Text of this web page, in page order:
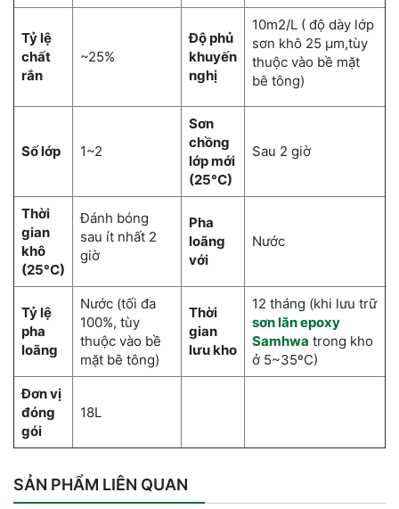
Tỷ lệ
chất
rắn
~25%
Độ phủ
khuyến
nghị
10m2/L ( độ dày lớp
sơn khô 25 μm,tùy
thuộc vào bề mặt
bê tông)
Số lớp 1~2
Sơn
chồng
lớp mới
(25°C)
Sau 2 giờ
Thời
gian
khô
(25°C)
Đánh bóng
sau ít nhất 2
giờ
Pha
loãng
với
Nước
Tỷ lệ
pha
loãng
Nước (tối đa
100%, tùy
thuộc vào bề
mặt bê tông)
Thời
gian
lưu kho
12 tháng (khi lưu trữ
sơn lăn epoxy
Samhwa trong kho
ở 5~35ºC)
Đơn vị
đóng
gói
18L
SẢN PHẨM LIÊN QUAN